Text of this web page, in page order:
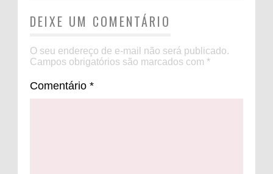
DEIXE UM COMENTÁRIO
O seu endereço de e-mail não será publicado.
Campos obrigatórios são marcados com *
Comentário *